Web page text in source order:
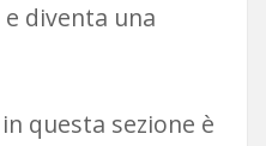
diventa una
questa sezione è